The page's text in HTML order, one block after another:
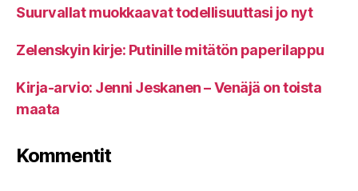
Suurvallat muokkaavat todellisuuttasi jo nyt
Zelenskyin kirje: Putinille mitätön paperilappu
Kirja-arvio: Jenni Jeskanen – Venäjä on toista
maata
Kommentit